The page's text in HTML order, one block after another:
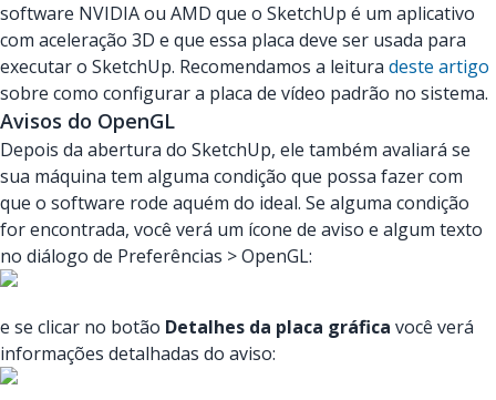
software NVIDIA ou AMD que o SketchUp é um aplicativo
com aceleração 3D e que essa placa deve ser usada para
executar o SketchUp. Recomendamos a leitura deste artigo
sobre como configurar a placa de vídeo padrão no sistema.
Avisos do OpenGL
Depois da abertura do SketchUp, ele também avaliará se
sua máquina tem alguma condição que possa fazer com
que o software rode aquém do ideal. Se alguma condição
for encontrada, você verá um ícone de aviso e algum texto
no diálogo de Preferências > OpenGL:
e se clicar no botão Detalhes da placa gráfica você verá
informações detalhadas do aviso: